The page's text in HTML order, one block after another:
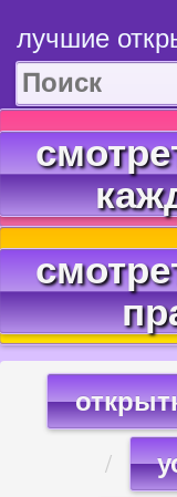
лучшие